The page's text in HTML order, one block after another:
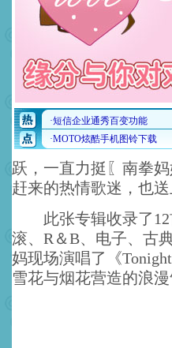
跃，一直力挺〖南拳
赶来的热情歌迷，也
此张专辑收录了12
滚、R＆B、电子、古
妈现场演唱了《
雪花与烟花营造的浪